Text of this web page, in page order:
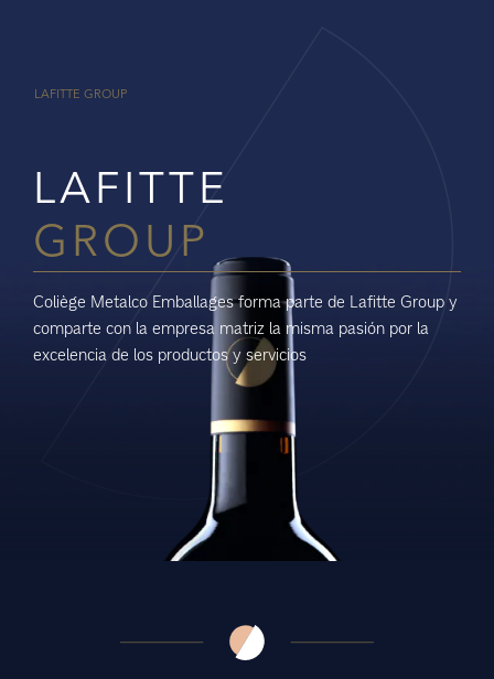
LAFITTE GROUP
LAFITTE
GROUP
Coliège Metalco Emballages forma parte de Lafitte Group y
comparte con la empresa matriz la misma pasión por la
excelencia de los productos y servicios